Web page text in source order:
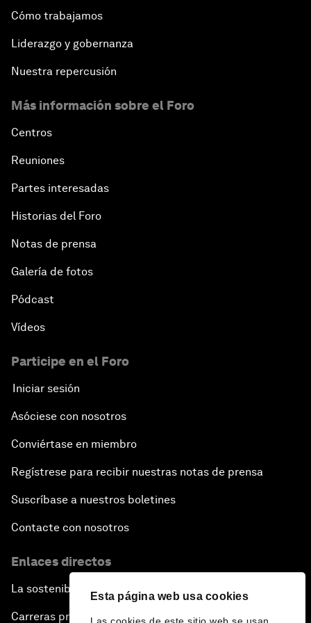
Esta página web usa cookies
Cómo trabajamos
Liderazgo y gobernanza
Nuestra repercusión
Más información sobre el Foro
Centros
Reuniones
Partes interesadas
Historias del Foro
Notas de prensa
Galería de fotos
Pódcast
Vídeos
Participe en el Foro
Iniciar sesión
Asóciese con nosotros
Conviértase en miembro
Regístrese para recibir nuestras notas de prensa
Suscríbase a nuestros boletines
Contacte con nosotros
Enlaces directos
La sostenibilidad en el Foro
Carreras profesionales